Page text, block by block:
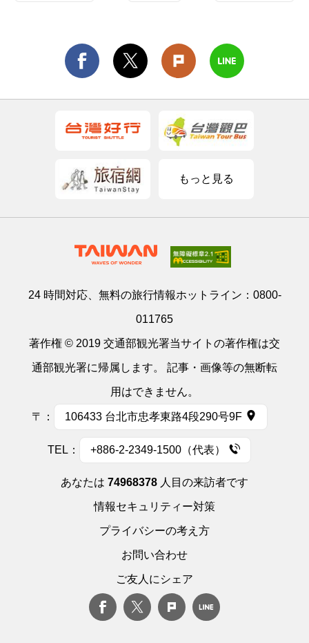
もっと見る
24 時間対応、無料の旅行情報ホットライン： 0800-
011765
著作権 © 2019 交通部観光署当サイトの著作権は交
通部観光署に帰属します。 記事・画像等の無断転
用はできません。
〒： 106433 台北市忠孝東路4段290号9F
TEL： +886-2-2349-1500（代表）
あなたは 74968378 人目の来訪者です
情報セキュリティー対策
プライバシーの考え方
お問い合わせ
ご友人にシェア